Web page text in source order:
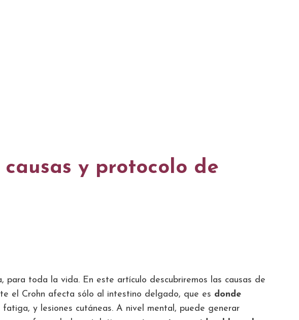
y protocolo de
toda la vida. En este artículo descubriremos las causas de
el Crohn afecta sólo al intestino delgado, que es donde
y lesiones cutáneas. A nivel mental, puede generar